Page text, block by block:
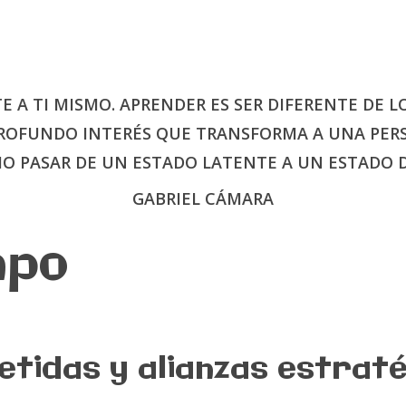
A TI MISMO. APRENDER ES SER DIFERENTE DE
INTERÉS QUE TRANSFORMA A UNA
PASAR DE UN ESTADO LATENTE A UN ESTADO
GABRIEL CÁMARA
y alianzas